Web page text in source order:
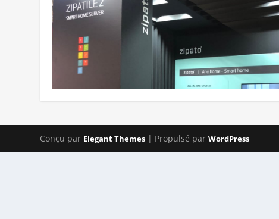
Conçu par Elegant Themes | Propulsé parWordPress